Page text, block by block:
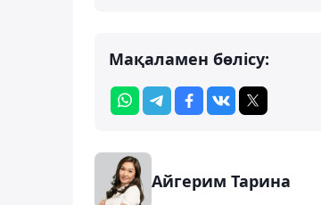
Мақаламен бөлісу:
Айгерим Тарина